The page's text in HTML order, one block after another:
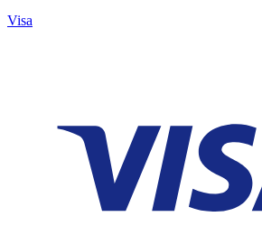
Visa